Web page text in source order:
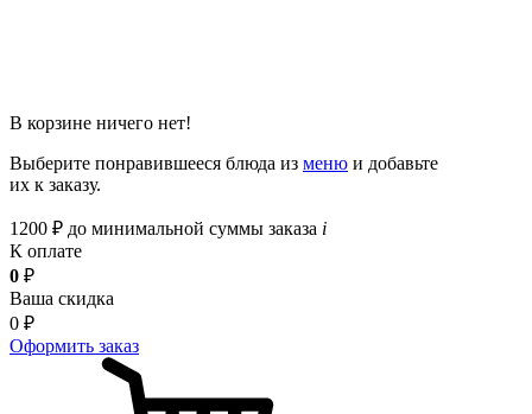
В корзине ничего нет!
Выберите понравившееся блюда из меню и добавьте
их к заказу.
1200 ₽ до минимальной суммы заказа i
К оплате
0 ₽
Ваша скидка
0 ₽
Оформить заказ